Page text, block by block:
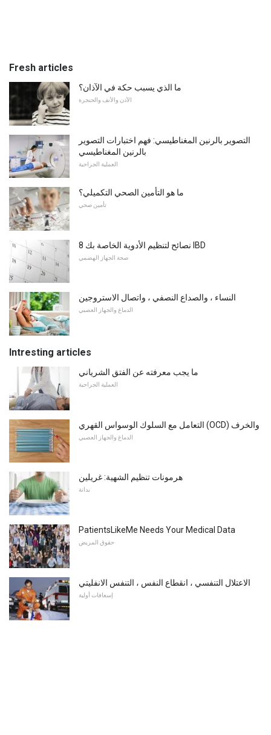
Fresh articles
ما الذي يسبب حكة في الآذان؟
الأذن والأنف والحنجرة
التصوير بالرنين المغناطيسي: فهم اختبارات التصوير
بالرنين المغناطيسي
العملية الجراحية
ما هو التأمين الصحي التكميلي؟
تأمين صحي
8 نصائح لتنظيم الأدوية الخاصة بك IBD
صحة الجهاز الهضمي
النساء ، والصداع النصفي ، واتصال الاستروجين
الدماغ والجهاز العصبي
Intresting articles
ما يجب معرفته عن الفتق الشرياني
العملية الجراحية
التعامل مع السلوك الوسواس القهري (OCD) والخرف
الدماغ والجهاز العصبي
هرمونات تنظيم الشهية: غريلين
بدانة
PatientsLikeMe Needs Your Medical Data
حقوق المريض
الاعتلال التنفسي ، انقطاع النفس ، التنفس الانفليتي
إسعافات أولية